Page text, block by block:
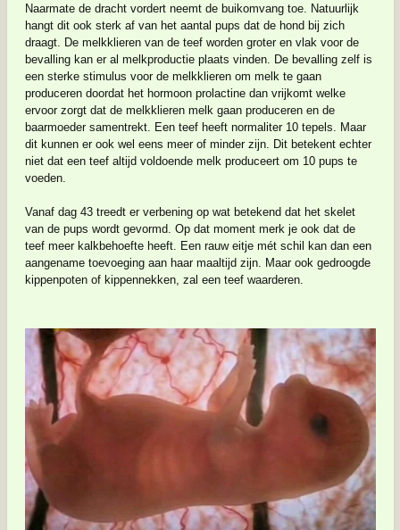
Naarmate de dracht vordert neemt de buikomvang toe. Natuurlijk
hangt dit ook sterk af van het aantal pups dat de hond bij zich
draagt. De melkklieren van de teef worden groter en vlak voor de
bevalling kan er al melkproductie plaats vinden. De bevalling zelf is
een sterke stimulus voor de melkklieren om melk te gaan
produceren doordat het hormoon prolactine dan vrijkomt welke
ervoor zorgt dat de melkklieren melk gaan produceren en de
baarmoeder samentrekt. Een teef heeft normaliter 10 tepels. Maar
dit kunnen er ook wel eens meer of minder zijn. Dit betekent echter
niet dat een teef altijd voldoende melk produceert om 10 pups te
voeden.
Vanaf dag 43 treedt er verbening op wat betekend dat het skelet
van de pups wordt gevormd. Op dat moment merk je ook dat de
teef meer kalkbehoefte heeft. Een rauw eitje mét schil kan dan een
aangename toevoeging aan haar maaltijd zijn. Maar ook gedroogde
kippenpoten of kippennekken, zal een teef waarderen.